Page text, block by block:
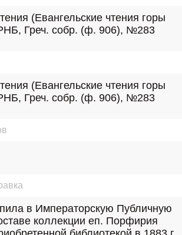
(Евангельские чтения горы
Греч. собр. (ф. 906), №283
(Евангельские чтения горы
Греч. собр. (ф. 906), №283
в Императорскую Публичную
коллекции еп. Порфирия